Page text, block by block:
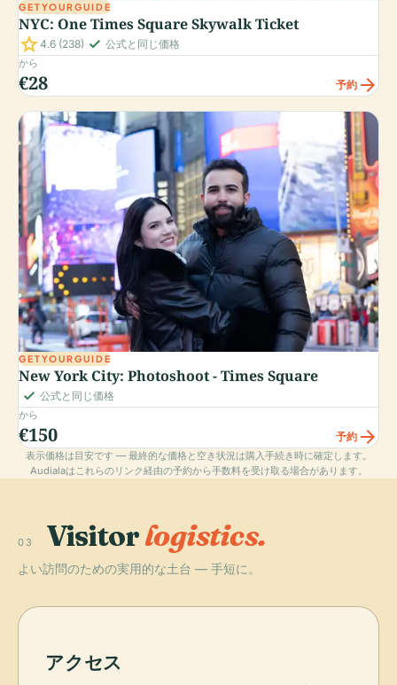
GETYOURGUIDE
NYC: One Times Square Skywalk Ticket
star4.6 (238) check_small 公式と同じ価格
から
€28 予約 arrow_forward
GETYOURGUIDE
New York City: Photoshoot - Times Square
check_small 公式と同じ価格
から
€150 予約 arrow_forward
表示価格は目安です — 最終的な価格と空き状況は購入手続き時に確定します。
Audialaはこれらのリンク経由の予約から手数料を受け取る場合があります。
03 Visitorlogistics.
よい訪問のための実用的な土台 — 手短に。
アクセス